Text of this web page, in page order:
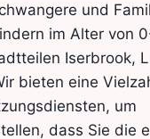
und
im Alter von
Iserbrook,
bieten eine
um
dass Sie die